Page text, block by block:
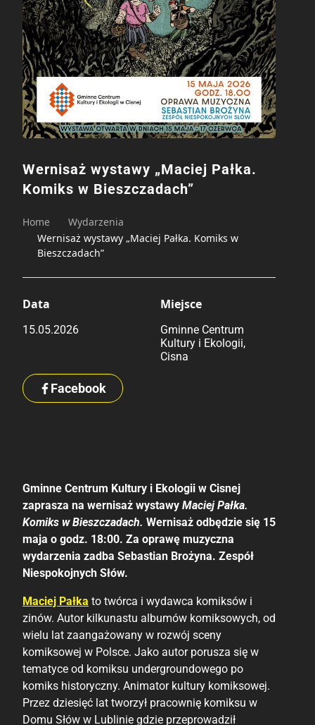
Wernisaż wystawy „Maciej Pałka.
Komiks w Bieszczadach”
Home
Wydarzenia
Wernisaż wystawy „Maciej Pałka. Komiks w
Bieszczadach”
Data
15.05.2026
Miejsce
Gminne Centrum
Kultury i Ekologii,
Cisna
Facebook
Gminne Centrum Kultury i Ekologii w Cisnej
zaprasza na wernisaż wystawy Maciej Pałka.
Komiks w Bieszczadach. Wernisaż odbędzie się 15
maja o godz. 18:00. Za oprawę muzyczna
wydarzenia zadba Sebastian Brożyna. Zespół
Niespokojnych Słów.
Maciej Pałka to twórca i wydawca komiksów i
zinów. Autor kilkunastu albumów komiksowych, od
wielu lat zaangażowany w rozwój sceny
komiksowej w Polsce. Jako autor porusza się w
tematyce od komiksu undergroundowego po
komiks historyczny. Animator kultury komiksowej.
Przez dziesięć lat tworzył pracownię komiksu w
Domu Słów w Lublinie gdzie przeprowadził